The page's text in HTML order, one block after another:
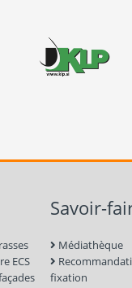
ECS
Savoir-
Médiathèque
fixation